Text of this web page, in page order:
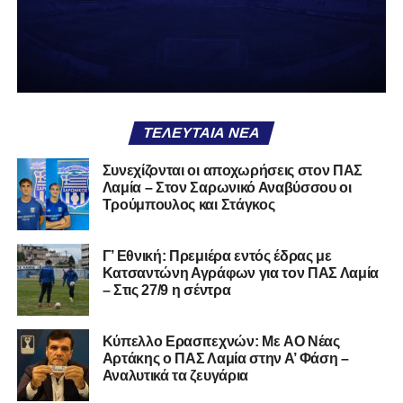
δείχνει να μην ξέρει τι θέλει να είναι. Και αυτό είναι πάντα
φίλαθλοι και περίγυρος, αντί για παράγοντες
Ασχολούνται περισσότερο με τις «χάρες» των άλλων
παρά με τις δικές τους αδυναμίες. Σαν να ψάχνεις
στον διπλανό το γιατί δεν βρέχει, ενώ κρατάς
ομπρέλα μέσα στο σαλόνι.
εμπειρίαανώτερων επιπέδων,δεν μπορεί να εκπέμπει
εικόνα ομάδας-θύματος.Δεν γίνεται να μιλά για «κέντρα
αποφάσεων» και «επιρροές» και «αδικίες».
ομολογούν μειονεξία. Τη διορθώνουν.Βέβαια αυτό
απαιτεί και ισχυρό διοικητικό αποτύπωμα. Κάτι που σε
αυτή την έκδοση του ΠΑΣ Λαμία, με όσα προηγήθηκαν το
ΤΕΛΕΥΤΑΊΑ ΝΈΑ
Συνεχίζονται οι αποχωρήσεις στον ΠΑΣ
Λαμία – Στον Σαρωνικό Αναβύσσου οι
Τρούμπουλος και Στάγκος
Γ’ Εθνική: Πρεμιέρα εντός έδρας με
Κατσαντώνη Αγράφων για τον ΠΑΣ Λαμία
– Στις 27/9 η σέντρα
Kύπελλο Ερασιτεχνών: Με AO Nέας
Αρτάκης ο ΠΑΣ Λαμία στην Α’ Φάση –
Αναλυτικά τα ζευγάρια